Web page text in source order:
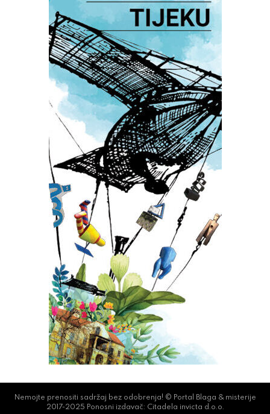
Nemojte prenositi sadržaj bez odobrenja! © Portal Blaga & misterije
2017-2025 Ponosni izdavač: Citadela invicta d.o.o.